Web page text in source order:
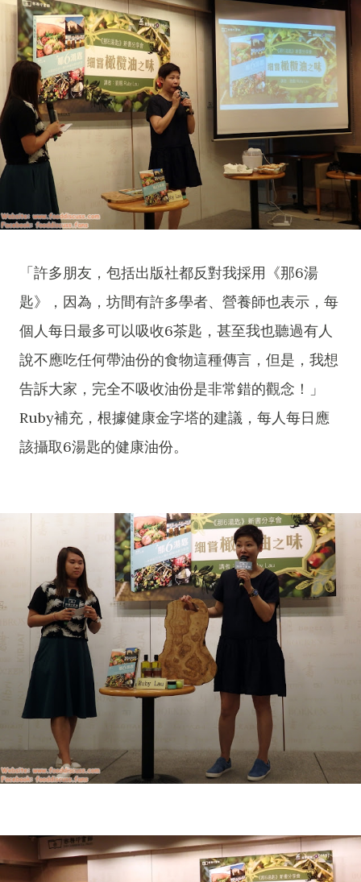
「許多朋友，包括出版社都反對我採用《那6湯
匙》，因為，坊間有許多學者、營養師也表示，每
個人每日最多可以吸收6茶匙，甚至我也聽過有人
說不應吃任何帶油份的食物這種傳言，但是，我想
告訴大家，完全不吸收油份是非常錯的觀念！」
Ruby補充，根據健康金字塔的建議，每人每日應
該攝取6湯匙的健康油份。